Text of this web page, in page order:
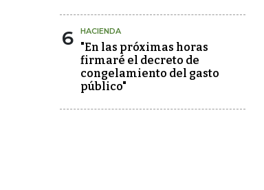
6 HACIENDA
"En las próximas horas
firmaré el decreto de
congelamiento del gasto
público"